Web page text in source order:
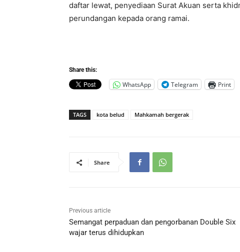
daftar lewat, penyediaan Surat Akuan serta
perundangan kepada orang ramai.
Share this:
WhatsApp Telegram Print
TAGS kota belud Mahkamah bergerak
Share
Previous article
Semangat perpaduan dan pengorbanan Double Six
wajar terus dihidupkan